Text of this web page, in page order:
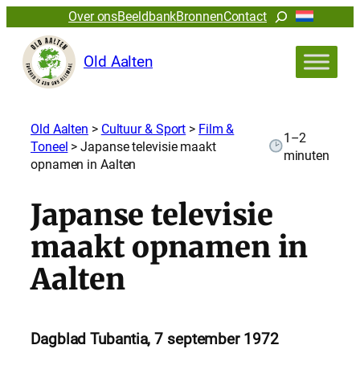
Over onsBeeldbankBronnenContactZoeken
Old Aalten
Old Aalten > Cultuur & Sport > Film &
Toneel >Japanse televisie maakt
opnamen in Aalten
1–2
minuten
Japanse televisie
maakt opnamen in
Aalten
Dagblad Tubantia, 7 september 1972